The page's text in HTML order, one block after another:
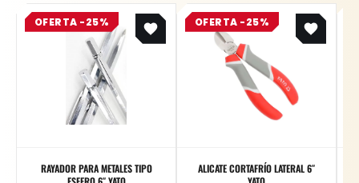
OFERTA -25%
RAYADOR PARA METALES TIPO
Original
price
was:
$ 8.400.
Current
price
is:
$ 6.300.
OFERTA -25%
ALICATE CORTAFRÍO LATERAL 6″
Original
price
was:
Current
price
is: